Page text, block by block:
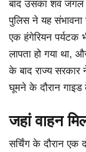
बाद उसका शव जंगल
पुलिस ने यह संभावना
एक हंगेरियन पर्यटक
लापता हो गया था,
के बाद राज्य सरकार
घूमने के दौरान गाइड
जहां वाहन
सर्चिंग के दौरान एक